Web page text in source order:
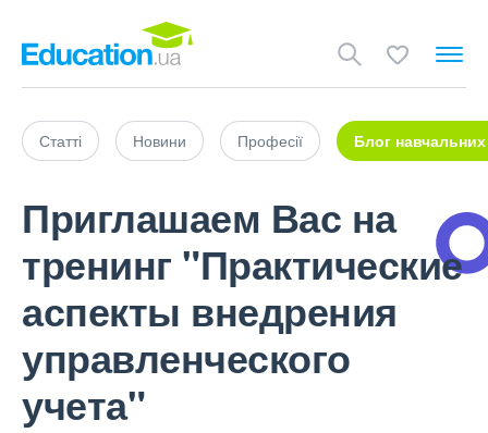
Статті Новини Професії Блог навчальних
Приглашаем Вас на
тренинг "Практические
аспекты внедрения
управленческого
учета"